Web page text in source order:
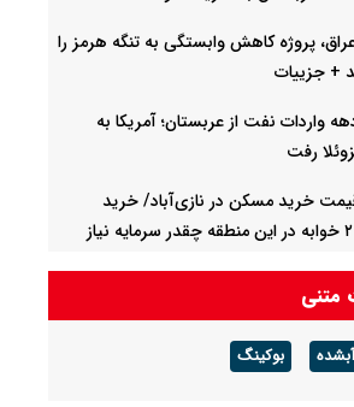
پروژه کاهش وابستگی به تنگه هرمز را
+ جزییات
۴ دهه واردات نفت از عربستان؛ آمریکا به
رفت
خرید مسکن در نازی‌آباد/ خرید
آپارتمان ۲ خوابه در این منطقه چقدر سرمایه نیاز
در سامانه‌های تامین اجتماعیمتنی
بوکینگ